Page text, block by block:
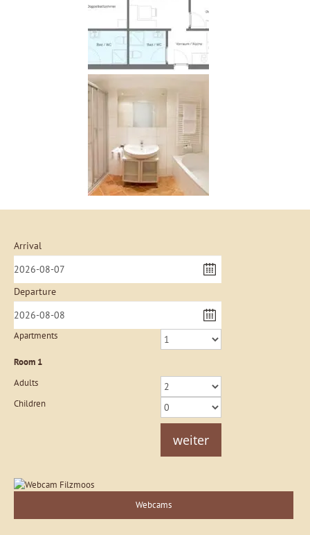
Arrival
Departure
Apartments
Room 1
Adults
Children
weiter
Webcams